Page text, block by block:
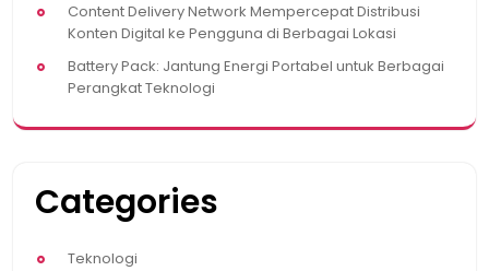
Content Delivery Network Mempercepat Distribusi
Konten Digital ke Pengguna di Berbagai Lokasi
Battery Pack: Jantung Energi Portabel untuk Berbagai
Perangkat Teknologi
Categories
Teknologi